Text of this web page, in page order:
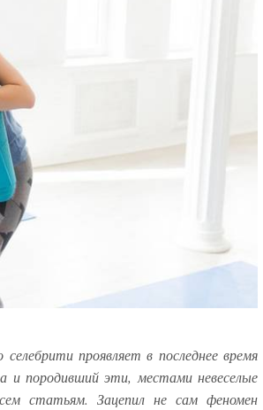
проявляет в последнее время
и породивший эти, местами невеселые
статьям. Зацепил не сам феномен